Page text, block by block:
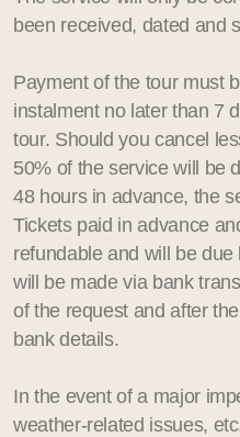
been received, dated and
Payment of the tour must
instalment no later than 7
tour. Should you cancel
50% of the service will be
48 hours in advance, the
Tickets paid in advance
refundable and will be
will be made via bank
of the request and after
bank details.
In the event of a major
weather-related issues,